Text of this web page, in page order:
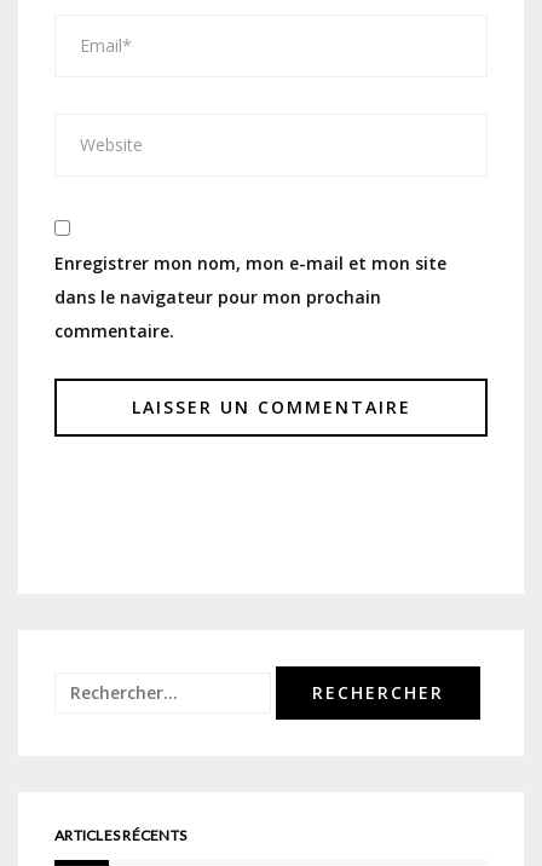
Enregistrer mon nom, mon e-mail et mon site
dans le navigateur pour mon prochain
commentaire.
Rechercher :
ARTICLES RÉCENTS